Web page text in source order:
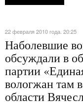
22 февраля 2010 года. 20:25
Наболевшие
обсуждали в
партии
вологжан там
области